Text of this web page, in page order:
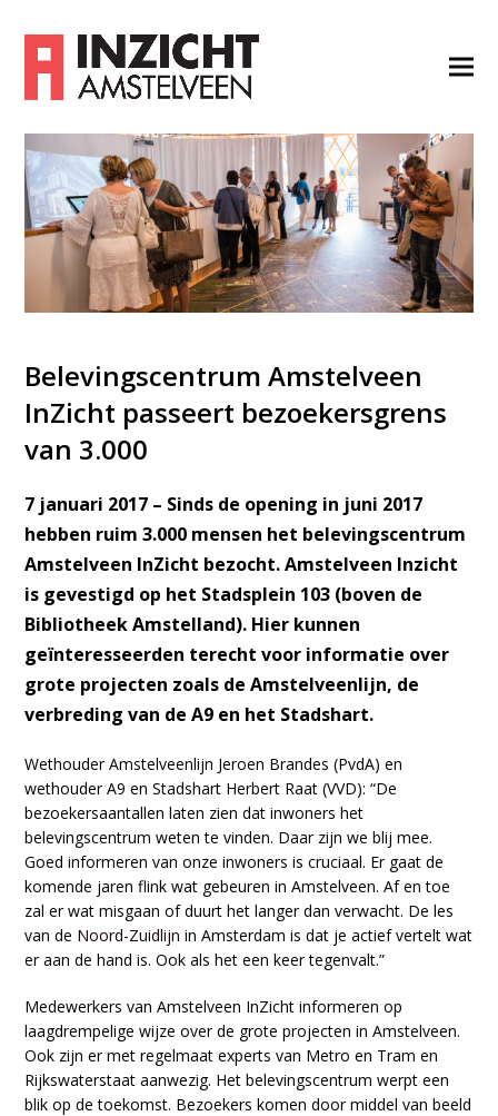
Belevingscentrum Amstelveen
InZicht passeert bezoekersgrens
van 3.000
7 januari 2017 – Sinds de opening in juni 2017
hebben ruim 3.000 mensen het belevingscentrum
Amstelveen InZicht bezocht. Amstelveen Inzicht
is gevestigd op het Stadsplein 103 (boven de
Bibliotheek Amstelland). Hier kunnen
geïnteresseerden terecht voor informatie over
grote projecten zoals de Amstelveenlijn, de
verbreding van de A9 en het Stadshart.
Wethouder Amstelveenlijn Jeroen Brandes (PvdA) en
wethouder A9 en Stadshart Herbert Raat (VVD): “De
bezoekersaantallen laten zien dat inwoners het
belevingscentrum weten te vinden. Daar zijn we blij mee.
Goed informeren van onze inwoners is cruciaal. Er gaat de
komende jaren flink wat gebeuren in Amstelveen. Af en toe
zal er wat misgaan of duurt het langer dan verwacht. De les
van de Noord-Zuidlijn in Amsterdam is dat je actief vertelt wat
er aan de hand is. Ook als het een keer tegenvalt.”
Medewerkers van Amstelveen InZicht informeren op
laagdrempelige wijze over de grote projecten in Amstelveen.
Ook zijn er met regelmaat experts van Metro en Tram en
Rijkswaterstaat aanwezig. Het belevingscentrum werpt een
blik op de toekomst. Bezoekers komen door middel van beeld